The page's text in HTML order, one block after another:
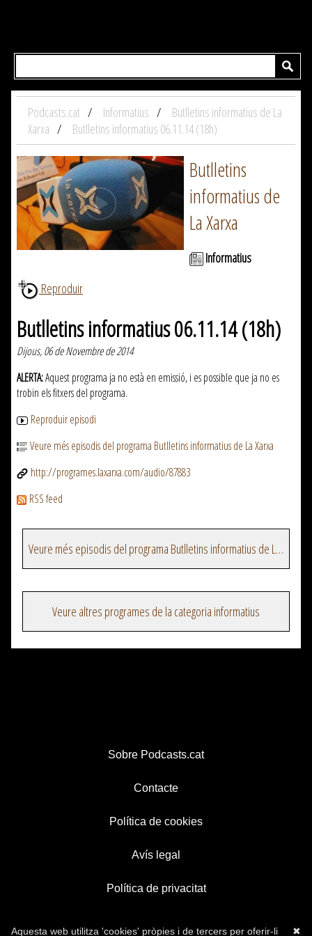
Podcasts.cat Informatius
Butlletins informatius de La
Xarxa
Butlletins informatius 06.11.14 (18h)
Butlletins
informatius de
La Xarxa
Informatius
Reproduir
Butlletins informatius 06.11.14 (18h)
Dijous, 06 de Novembre de 2014
ALERTA:Aquest programa ja no està en emissió, i es possible que ja no es
trobin els fitxers del programa.
Reproduir episodi
Veure més episodis del programa Butlletins informatius de La Xarxa
http://programes.laxarxa.com/audio/87883
RSS feed
Veure més episodis del programa Butlletins informatius de La Xarxa
Veure altres programes de la categoria informatius
Sobre Podcasts.cat
Contacte
Política de cookies
Avís legal
Política de privacitat
✖
Aquesta web utilitza 'cookies' pròpies i de tercers per oferir-li